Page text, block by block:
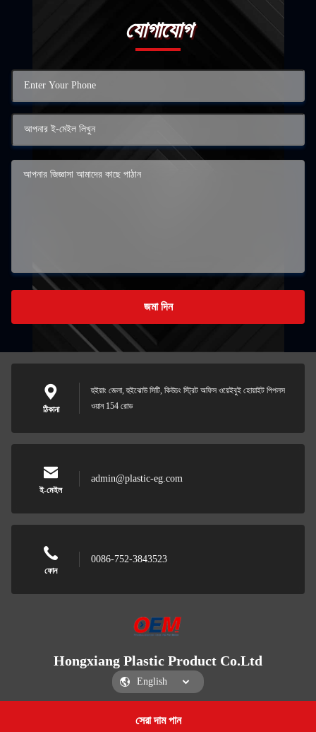
সেরা দাম পান
যোগাযোগ
জমা দিন
ঠিকানা
হুইয়াং জেলা, হুইঝোউ সিটি, কিউচং স্ট্রিট অফিস ওয়েইবুই হোয়াইট পিপলস
ওয়ান 154 রোড
ই-মেইল
admin@plastic-eg.com
ফোন
0086-752-3843523
Hongxiang Plastic Product Co.Ltd
Hongxiang Plastic Product Co.Ltd